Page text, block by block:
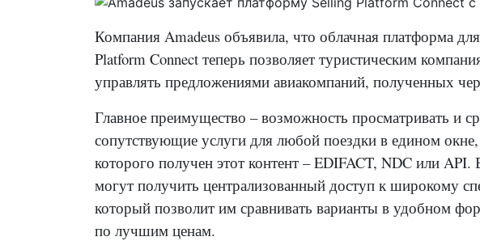
Компания Amadeus объявила, что облачная платформа
Platform Connect теперь позволяет туристическим
управлять предложениями авиакомпаний, полученных
Главное преимущество – возможность просматривать и
сопутствующие услуги для любой поездки в едином
которого получен этот контент – EDIFACT, NDC или
могут получить централизованный доступ к широкому
который позволит им сравнивать варианты в удобном
по лучшим ценам.